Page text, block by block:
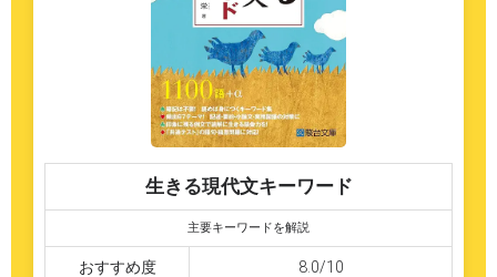
生きる現代文キーワード
主要キーワードを解説
おすすめ度 8.0/10